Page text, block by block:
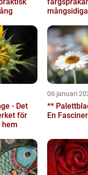
- Det
för
06 januari
**
En